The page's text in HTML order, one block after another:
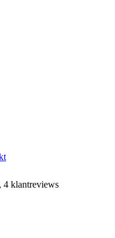
4 klantreviews